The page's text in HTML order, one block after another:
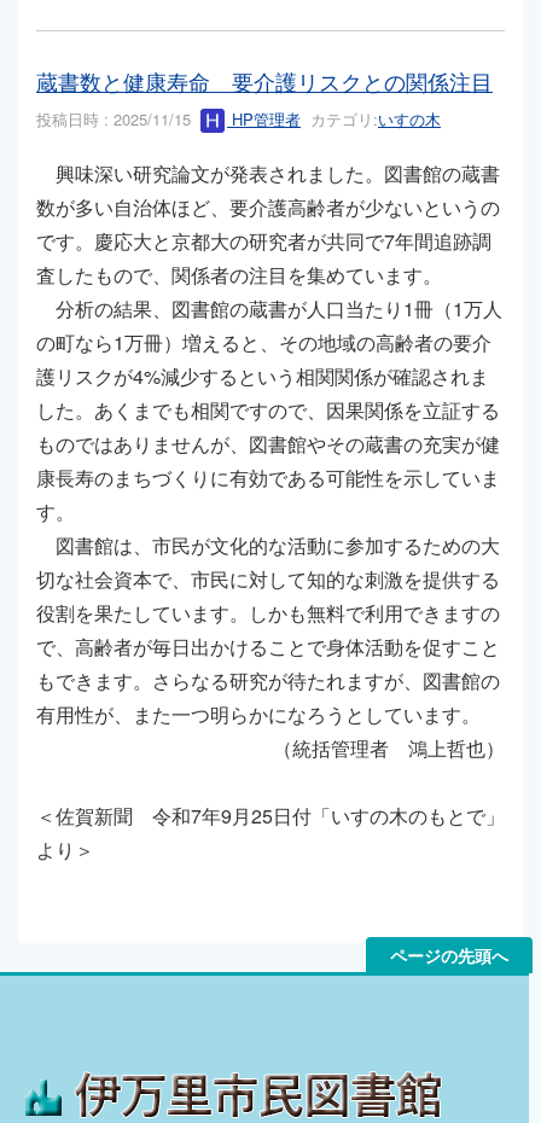
蔵書数と健康寿命 要介護リスクとの関係注目
投稿日時 : 2025/11/15 HP管理者 カテゴリ:いすの木
興味深い研究論文が発表されました。図書館の蔵書
数が多い自治体ほど、要介護高齢者が少ないというの
です。慶応大と京都大の研究者が共同で7年間追跡調
査したもので、関係者の注目を集めています。
分析の結果、図書館の蔵書が人口当たり1冊（1万人
の町なら1万冊）増えると、その地域の高齢者の要介
護リスクが4%減少するという相関関係が確認されま
した。あくまでも相関ですので、因果関係を立証する
ものではありませんが、図書館やその蔵書の充実が健
康長寿のまちづくりに有効である可能性を示していま
す。
図書館は、市民が文化的な活動に参加するための大
切な社会資本で、市民に対して知的な刺激を提供する
役割を果たしています。しかも無料で利用できますの
で、高齢者が毎日出かけることで身体活動を促すこと
もできます。さらなる研究が待たれますが、図書館の
有用性が、また一つ明らかになろうとしています。
（統括管理者 鴻上哲也）
＜佐賀新聞 令和7年9月25日付「いすの木のもとで」
より＞
ページの先頭へ